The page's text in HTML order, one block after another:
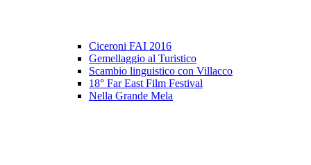
Ciceroni FAI 2016
Gemellaggio al Turistico
Scambio linguistico con Villacco
18° Far East Film Festival
Nella Grande Mela